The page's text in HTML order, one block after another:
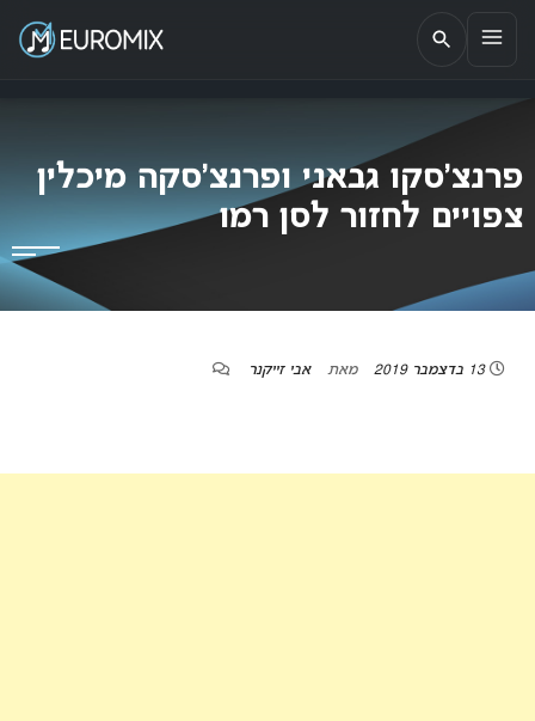
EUROMIX
אתר הבית של האירוויזיון בישראל
פרנצ’סקו גבאני ופרנצ’סקה מיכלין
צפויים לחזור לסן רמו
13 בדצמבר 2019 מאת אבי זייקנר